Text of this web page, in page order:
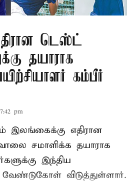
டெஸ்ட்
தயாராக
கம்பீர்
pm
இலங்கைக்கு எதிரான
சமாளிக்க தயாராக
இந்திய
வேண்டுகோள் விடுத்துள்ளார்.